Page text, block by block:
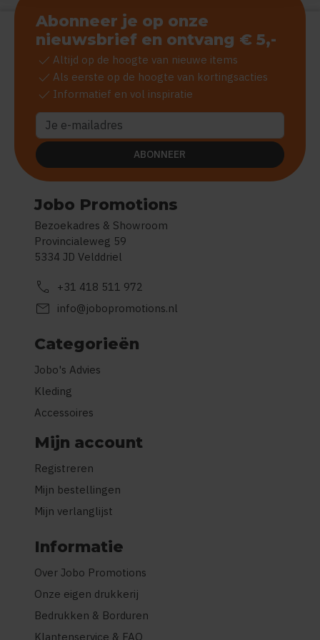
Jobo Promotions
Bezoekadres & Showroom
Provincialeweg 59
5334 JD Velddriel
call +31 418 511 972
mail info@jobopromotions.nl
Categorieën
Jobo's Advies
Kleding
Accessoires
Mijn account
Registreren
Mijn bestellingen
Mijn verlanglijst
Informatie
Over Jobo Promotions
Onze eigen drukkerij
Bedrukken & Borduren
Klantenservice & FAQ
Abonneer je op onze
nieuwsbrief en ontvang € 5,-
check Altijd op de hoogte van nieuwe items
check Als eerste op de hoogte van kortingsacties
check Informatief en vol inspiratie
ABONNEER